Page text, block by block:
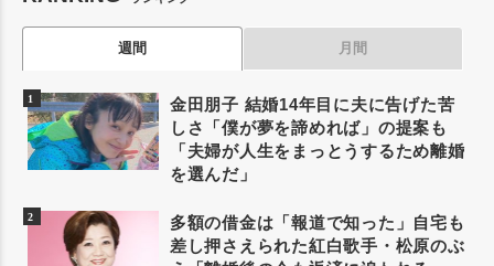
週間 月間
金田朋子 結婚14年目に夫に告げた苦
しさ「僕が夢を諦めれば」の提案も
「夫婦が人生をまっとうするため離婚
を選んだ」
多額の借金は「報道で知った」自宅も
差し押さえられた紅白歌手・松原のぶ